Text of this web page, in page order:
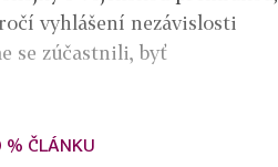
vyhlášení nezávislosti
se zúčastnili, byť
% ČLÁNKU